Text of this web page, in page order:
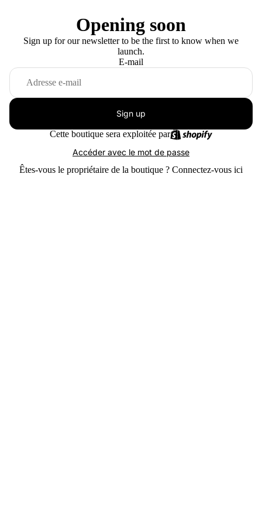
Opening soon
Sign up for our newsletter to be the first to know when we
launch.
E-mail
Sign up
Cette boutique sera exploitée par
Accéder avec le mot de passe
Êtes-vous le propriétaire de la boutique ? Connectez-vous ici